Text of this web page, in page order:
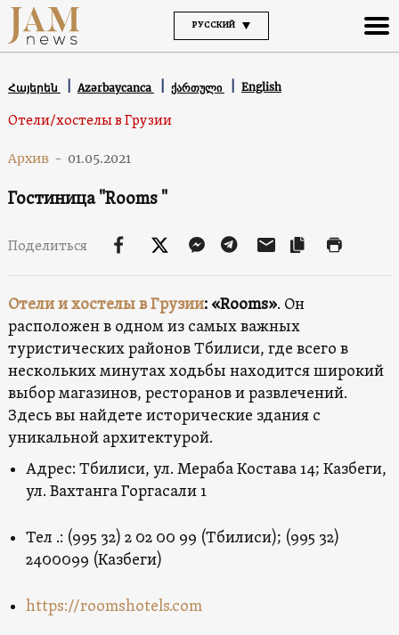
РУССКИЙ
Հայերեն Azərbaycanca ქართული English
Отели/хостелы в Грузии
Архив - 01.05.2021
Гостиница "Rooms "
Поделиться
Отели и хостелы в Грузии: «Rooms». Он
расположен в одном из самых важных
туристических районов Тбилиси, где всего в
нескольких минутах ходьбы находится широкий
выбор магазинов, ресторанов и развлечений.
Здесь вы найдете исторические здания с
уникальной архитектурой.
Адрес: Тбилиси, ул. Мераба Костава 14; Казбеги,
ул. Вахтанга Горгасали 1
Тел .: (995 32) 2 02 00 99 (Тбилиси); (995 32)
2400099 (Казбеги)
https://roomshotels.com